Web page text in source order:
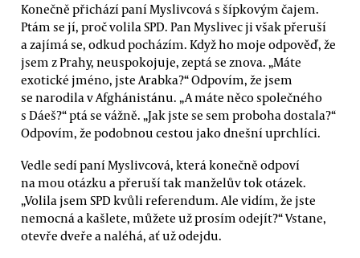
Konečně přichází paní Myslivcová s šípkovým čajem.
Ptám se jí, proč volila SPD. Pan Myslivec ji však přeruší
a zajímá se, odkud pocházím. Když ho moje odpověď, že
jsem z Prahy, neuspokojuje, zeptá se znova. „Máte
exotické jméno, jste Arabka?“ Odpovím, že jsem
se narodila v Afghánistánu. „A máte něco společného
s Dáeš?“ ptá se vážně. „Jak jste se sem proboha dostala?“
Odpovím, že podobnou cestou jako dnešní uprchlíci.
Vedle sedí paní Myslivcová, která konečně odpoví
na mou otázku a přeruší tak manželův tok otázek.
„Volila jsem SPD kvůli referendum. Ale vidím, že jste
nemocná a kašlete, můžete už prosím odejít?“ Vstane,
otevře dveře a naléhá, ať už odejdu.